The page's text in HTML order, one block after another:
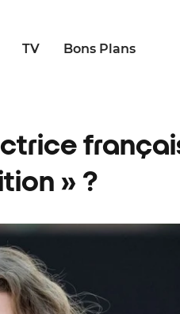
TV Bons Plans
» ?